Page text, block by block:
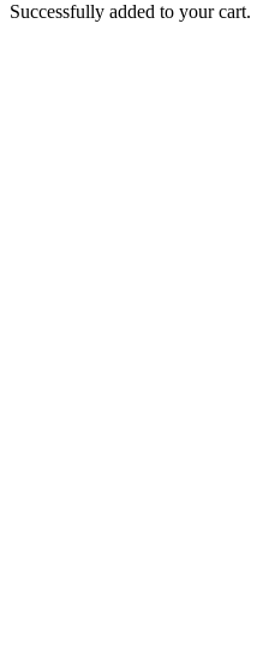
Successfully added to your cart.